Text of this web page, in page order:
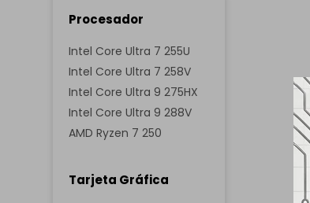
Procesador
Intel Core Ultra 7 255U
Intel Core Ultra 7 258V
Intel Core Ultra 9 275HX
Intel Core Ultra 9 288V
AMD Ryzen 7 250
Tarjeta Gráfica